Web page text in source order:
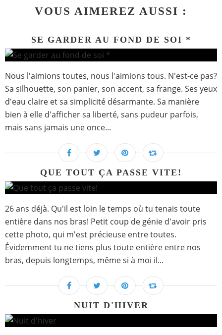
VOUS AIMEREZ AUSSI :
SE GARDER AU FOND DE SOI *
Nous l'aimions toutes, nous l'aimions tous. N'est-ce pas?
Sa silhouette, son panier, son accent, sa frange. Ses yeux
d'eau claire et sa simplicité désarmante. Sa manière
bien à elle d'afficher sa liberté, sans pudeur parfois,
mais sans jamais une once...
QUE TOUT ÇA PASSE VITE!
26 ans déjà. Qu'il est loin le temps où tu tenais toute
entière dans nos bras! Petit coup de génie d'avoir pris
cette photo, qui m'est précieuse entre toutes.
Évidemment tu ne tiens plus toute entière entre nos
bras, depuis longtemps, même si à moi il...
NUIT D'HIVER